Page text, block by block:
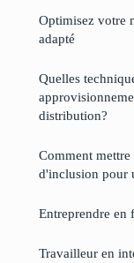
Optimisez votre
adapté
Quelles
distribution?
Comment
d'inclusion pour
Entreprendre en
Travailleur en